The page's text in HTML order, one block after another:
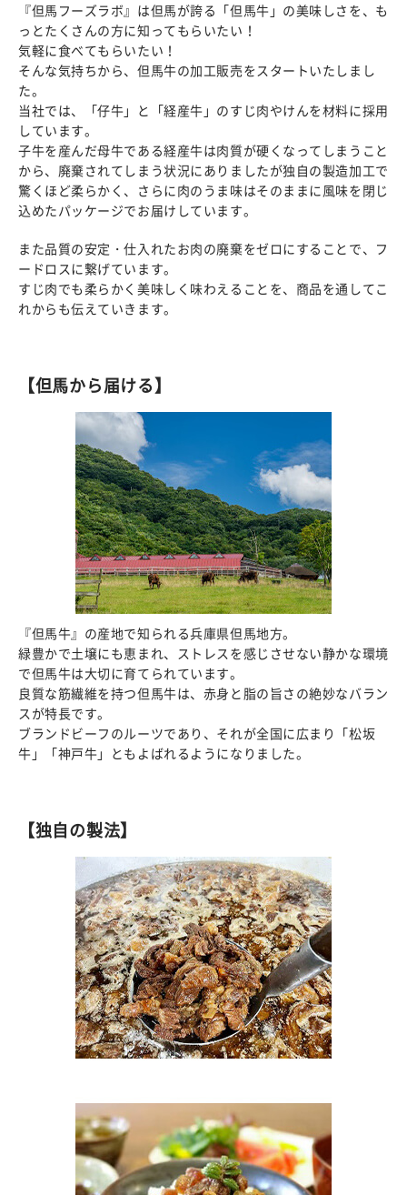
『但馬フーズラボ』は但馬が誇る「但馬牛」の美味しさを、も
っとたくさんの方に知ってもらいたい！
気軽に食べてもらいたい！
そんな気持ちから、但馬牛の加工販売をスタートいたしまし
た。
当社では、「仔牛」と「経産牛」のすじ肉やけんを材料に採用
しています。
子牛を産んだ母牛である経産牛は肉質が硬くなってしまうこと
から、廃棄されてしまう状況にありましたが独自の製造加工で
驚くほど柔らかく、さらに肉のうま味はそのままに風味を閉じ
込めたパッケージでお届けしています。
また品質の安定・仕入れたお肉の廃棄をゼロにすることで、フ
ードロスに繋げています。
すじ肉でも柔らかく美味しく味わえることを、商品を通してこ
れからも伝えていきます。
【但馬から届ける】
『但馬牛』の産地で知られる兵庫県但馬地方。
緑豊かで土壌にも恵まれ、ストレスを感じさせない静かな環境
で但馬牛は大切に育てられています。
良質な筋繊維を持つ但馬牛は、赤身と脂の旨さの絶妙なバラン
スが特長です。
ブランドビーフのルーツであり、それが全国に広まり「松坂
牛」「神戸牛」ともよばれるようになりました。
【独自の製法】